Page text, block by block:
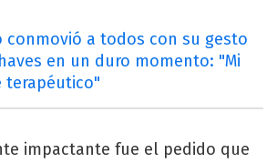
conmovió a todos con su gesto
en un duro momento: "Mi
terapéutico"
impactante fue el pedido que